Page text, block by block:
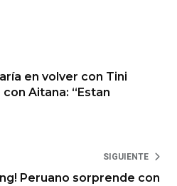
en volver con Tini
Aitana: “Estan
SIGUIENTE
Peruano sorprende con